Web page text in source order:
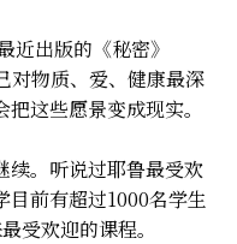
出版的《秘密》
对物质、爱、健康最深
这些愿景变成现实。
续。听说过耶鲁最受欢
前有超过1000名学生
受欢迎的课程。